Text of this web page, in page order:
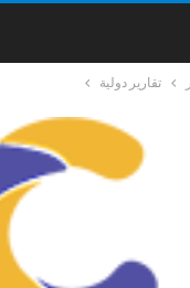
تقارير دولية